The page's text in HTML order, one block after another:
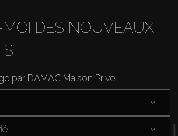
DES NOUVEAUX
par DAMAC Maison Prive:
...